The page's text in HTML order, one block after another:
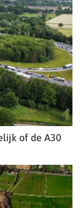
of de A30